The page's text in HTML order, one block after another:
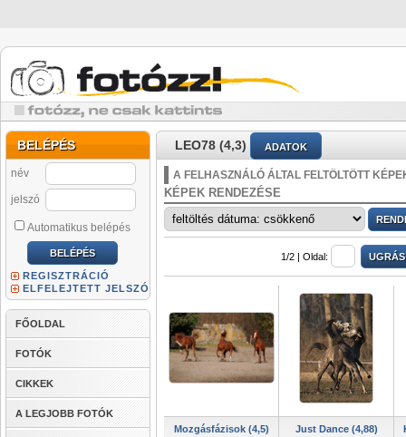
BELÉPÉS
név
jelszó
Automatikus belépés
REGISZTRÁCIÓ
ELFELEJTETT JELSZÓ
FŐOLDAL
FOTÓK
CIKKEK
A LEGJOBB FOTÓK
LEO78 (4,3) ADATOK
A FELHASZNÁLÓ ÁLTAL FELTÖLTÖTT
KÉPEK RENDEZÉSE
1/2 | Oldal:
Mozgásfázisok (4,5)
Just Dance (4,88)